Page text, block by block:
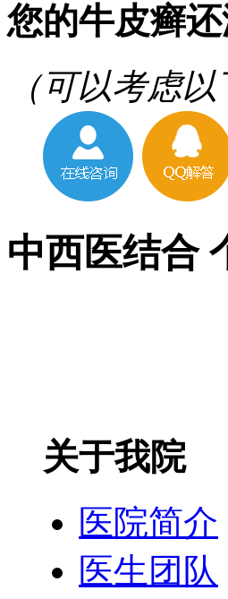
您的牛皮癣
（可以考虑
中西医结合
关于我院
医院简介
医生团队